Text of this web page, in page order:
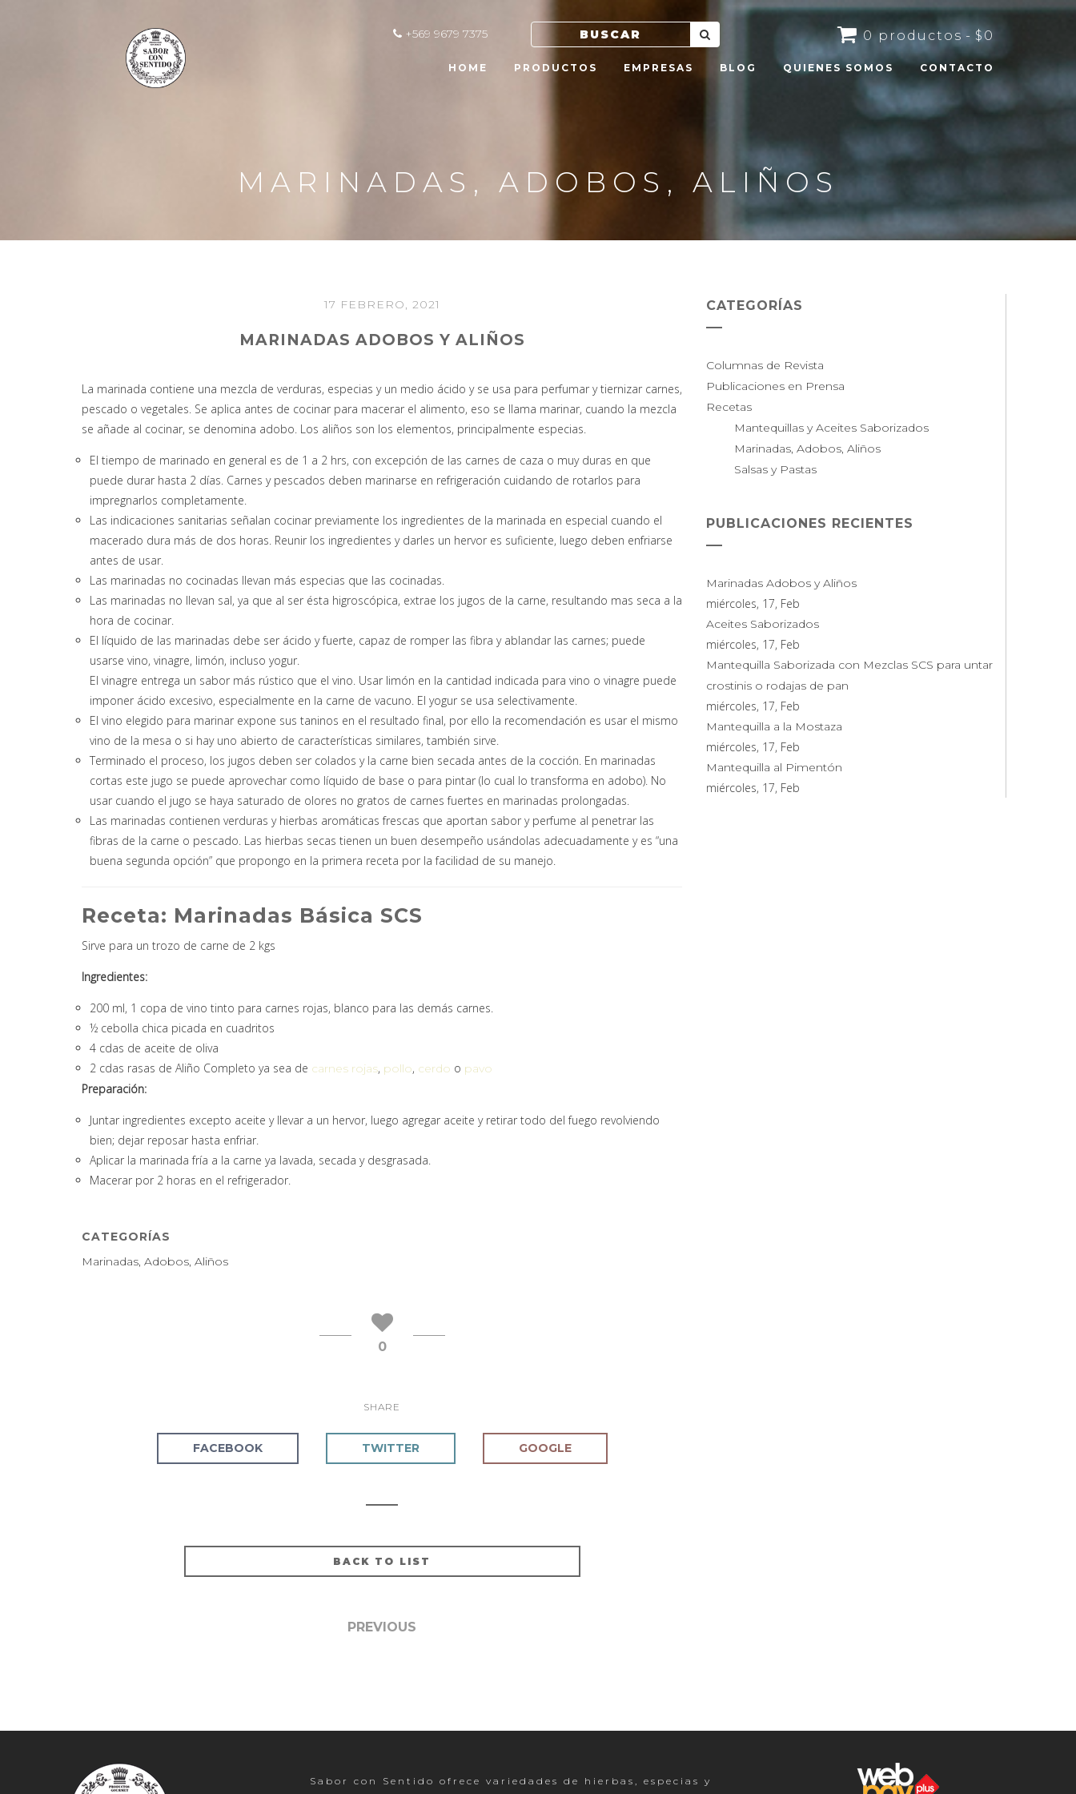
+569 9679 7375
HOME PRODUCTOS EMPRESAS BLOG QUIENES SOMOS CONTACTO
0 productos $0
MARINADAS, ADOBOS, ALIÑOS
17 FEBRERO, 2021
MARINADAS ADOBOS Y ALIÑOS
La marinada contiene una mezcla de verduras, especias y un medio ácido y se usa para perfumar y tiernizar carnes,
pescado o vegetales. Se aplica antes de cocinar para macerar el alimento, eso se llama marinar, cuando la mezcla
se añade al cocinar, se denomina adobo. Los aliños son los elementos, principalmente especias.
El tiempo de marinado en general es de 1 a 2 hrs, con excepción de las carnes de caza o muy duras en que
puede durar hasta 2 días. Carnes y pescados deben marinarse en refrigeración cuidando de rotarlos para
impregnarlos completamente.
Las indicaciones sanitarias señalan cocinar previamente los ingredientes de la marinada en especial cuando el
macerado dura más de dos horas. Reunir los ingredientes y darles un hervor es suficiente, luego deben enfriarse
antes de usar.
Las marinadas no cocinadas llevan más especias que las cocinadas.
Las marinadas no llevan sal, ya que al ser ésta higroscópica, extrae los jugos de la carne, resultando mas seca a la
hora de cocinar.
El líquido de las marinadas debe ser ácido y fuerte, capaz de romper las fibra y ablandar las carnes; puede
usarse vino, vinagre, limón, incluso yogur.
El vinagre entrega un sabor más rústico que el vino. Usar limón en la cantidad indicada para vino o vinagre puede
imponer ácido excesivo, especialmente en la carne de vacuno. El yogur se usa selectivamente.
El vino elegido para marinar expone sus taninos en el resultado final, por ello la recomendación es usar el mismo
vino de la mesa o si hay uno abierto de características similares, también sirve.
Terminado el proceso, los jugos deben ser colados y la carne bien secada antes de la cocción. En marinadas
cortas este jugo se puede aprovechar como líquido de base o para pintar (lo cual lo transforma en adobo). No
usar cuando el jugo se haya saturado de olores no gratos de carnes fuertes en marinadas prolongadas.
Las marinadas contienen verduras y hierbas aromáticas frescas que aportan sabor y perfume al penetrar las
fibras de la carne o pescado. Las hierbas secas tienen un buen desempeño usándolas adecuadamente y es “una
buena segunda opción” que propongo en la primera receta por la facilidad de su manejo.
Receta: Marinadas Básica SCS
Sirve para un trozo de carne de 2 kgs
Ingredientes:
200 ml, 1 copa de vino tinto para carnes rojas, blanco para las demás carnes.
½ cebolla chica picada en cuadritos
4 cdas de aceite de oliva
2 cdas rasas de Aliño Completo ya sea de carnes rojas, pollo, cerdo o pavo
Preparación:
Juntar ingredientes excepto aceite y llevar a un hervor, luego agregar aceite y retirar todo del fuego revolviendo
bien; dejar reposar hasta enfriar.
Aplicar la marinada fría a la carne ya lavada, secada y desgrasada.
Macerar por 2 horas en el refrigerador.
CATEGORÍAS
Marinadas, Adobos, Aliños
0
SHARE
FACEBOOK TWITTER GOOGLE
BACK TO LIST
PREVIOUS
CATEGORÍAS
Columnas de Revista
Publicaciones en Prensa
Recetas
Mantequillas y Aceites Saborizados
Marinadas, Adobos, Aliños
Salsas y Pastas
PUBLICACIONES RECIENTES
Marinadas Adobos y Aliños
miércoles, 17, Feb
Aceites Saborizados
miércoles, 17, Feb
Mantequilla Saborizada con Mezclas SCS para untar
crostinis o rodajas de pan
miércoles, 17, Feb
Mantequilla a la Mostaza
miércoles, 17, Feb
Mantequilla al Pimentón
miércoles, 17, Feb
Sabor con Sentido ofrece variedades de hierbas, especias y